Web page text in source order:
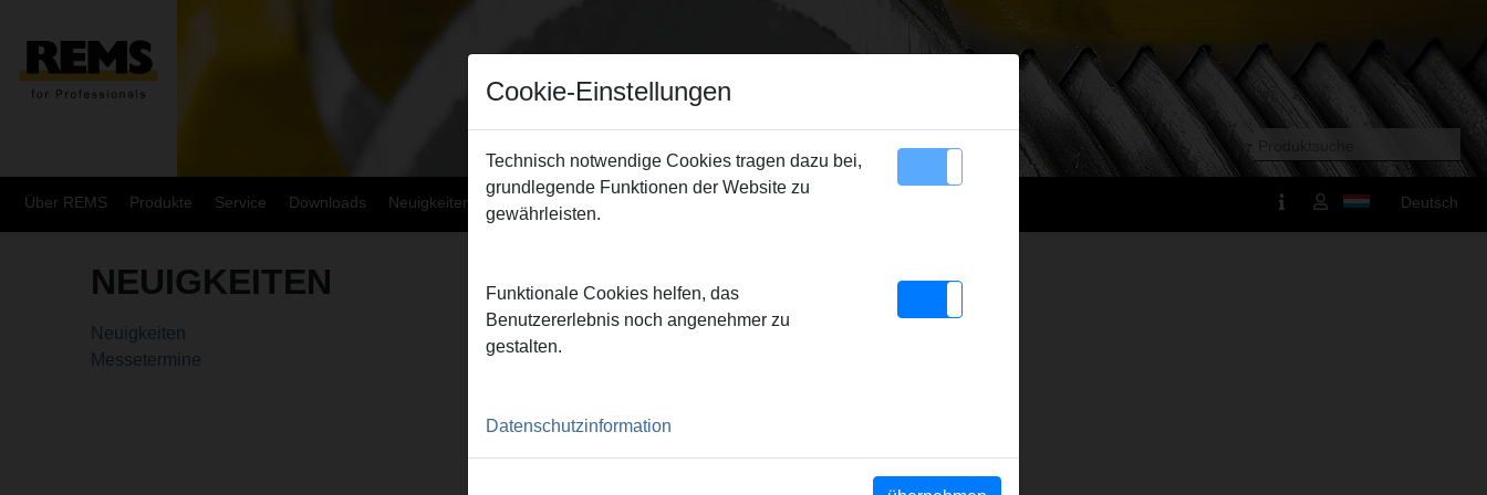
Über REMS Produkte Service Downloads Neuigkeiten Sitemap Deutsch
NEUIGKEITEN
Neuigkeiten
Messetermine
Cookie-Einstellungen
Technisch notwendige Cookies tragen dazu bei,
grundlegende Funktionen der Website zu
gewährleisten.
Funktionale Cookies helfen, das
Benutzererlebnis noch angenehmer zu
gestalten.
Datenschutzinformation